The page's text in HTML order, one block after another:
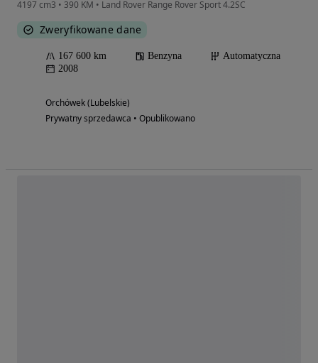
4197 cm3 • 390 KM • Land Rover Range Rover Sport 4.2SC
Zweryfikowane dane
167 600 km Benzyna
Automatyczna
2008
Orchówek (Lubelskie)
Prywatny sprzedawca • Opublikowano